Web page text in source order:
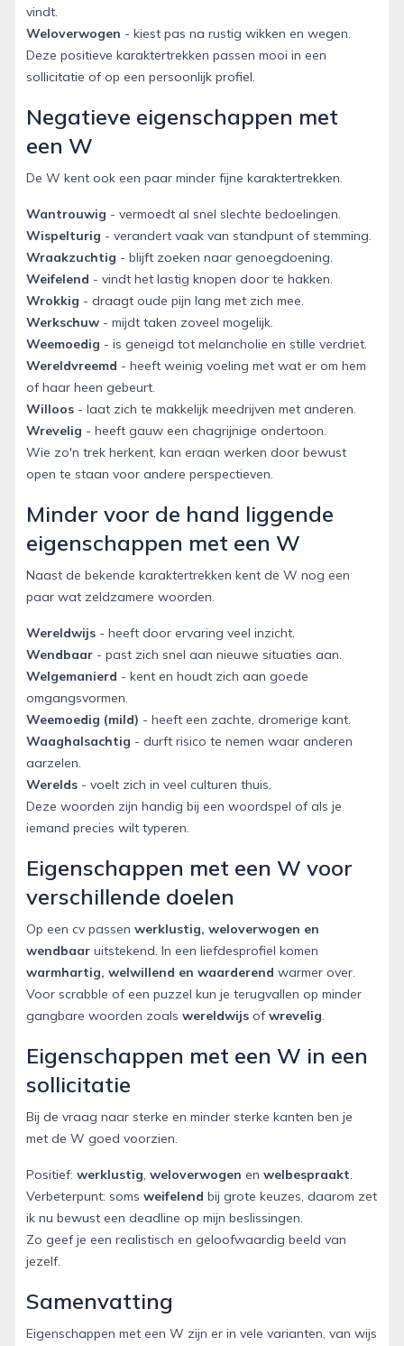
vindt.
Weloverwogen - kiest pas na rustig wikken en wegen.
Deze positieve karaktertrekken passen mooi in een
sollicitatie of op een persoonlijk profiel.
Negatieve eigenschappen met
een W
De W kent ook een paar minder fijne karaktertrekken.
Wantrouwig - vermoedt al snel slechte bedoelingen.
Wispelturig - verandert vaak van standpunt of stemming.
Wraakzuchtig - blijft zoeken naar genoegdoening.
Weifelend - vindt het lastig knopen door te hakken.
Wrokkig - draagt oude pijn lang met zich mee.
Werkschuw - mijdt taken zoveel mogelijk.
Weemoedig - is geneigd tot melancholie en stille verdriet.
Wereldvreemd - heeft weinig voeling met wat er om hem
of haar heen gebeurt.
Willoos - laat zich te makkelijk meedrijven met anderen.
Wrevelig - heeft gauw een chagrijnige ondertoon.
Wie zo'n trek herkent, kan eraan werken door bewust
open te staan voor andere perspectieven.
Minder voor de hand liggende
eigenschappen met een W
Naast de bekende karaktertrekken kent de W nog een
paar wat zeldzamere woorden.
Wereldwijs - heeft door ervaring veel inzicht.
Wendbaar - past zich snel aan nieuwe situaties aan.
Welgemanierd - kent en houdt zich aan goede
omgangsvormen.
Weemoedig (mild) - heeft een zachte, dromerige kant.
Waaghalsachtig - durft risico te nemen waar anderen
aarzelen.
Werelds - voelt zich in veel culturen thuis.
Deze woorden zijn handig bij een woordspel of als je
iemand precies wilt typeren.
Eigenschappen met een W voor
verschillende doelen
Op een cv passen werklustig, weloverwogen en
wendbaar uitstekend. In een liefdesprofiel komen
warmhartig, welwillend en waarderend warmer over.
Voor scrabble of een puzzel kun je terugvallen op minder
gangbare woorden zoals wereldwijs ofwrevelig.
Eigenschappen met een W in een
sollicitatie
Bij de vraag naar sterke en minder sterke kanten ben je
met de W goed voorzien.
Positief: werklustig, weloverwogen en welbespraakt.
Verbeterpunt: soms weifelend bij grote keuzes, daarom zet
ik nu bewust een deadline op mijn beslissingen.
Zo geef je een realistisch en geloofwaardig beeld van
jezelf.
Samenvatting
Eigenschappen met een W zijn er in vele varianten, van wijs